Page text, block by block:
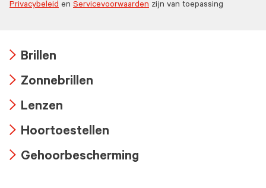
Privacybeleid en Servicevoorwaarden zijn van toepassing
icon
Brillen
icon
Zonnebrillen
icon
Lenzen
icon
Hoortoestellen
Gehoorbescherming